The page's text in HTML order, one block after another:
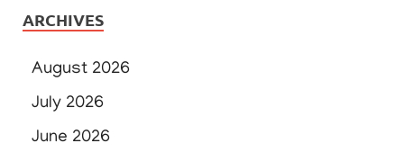
ARCHIVES
August 2026
July 2026
June 2026